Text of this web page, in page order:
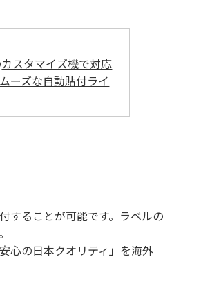
カスタマイズ機で対応
ーズな自動貼付ライ
することが可能です。ラベルの
心の日本クオリティ」を海外